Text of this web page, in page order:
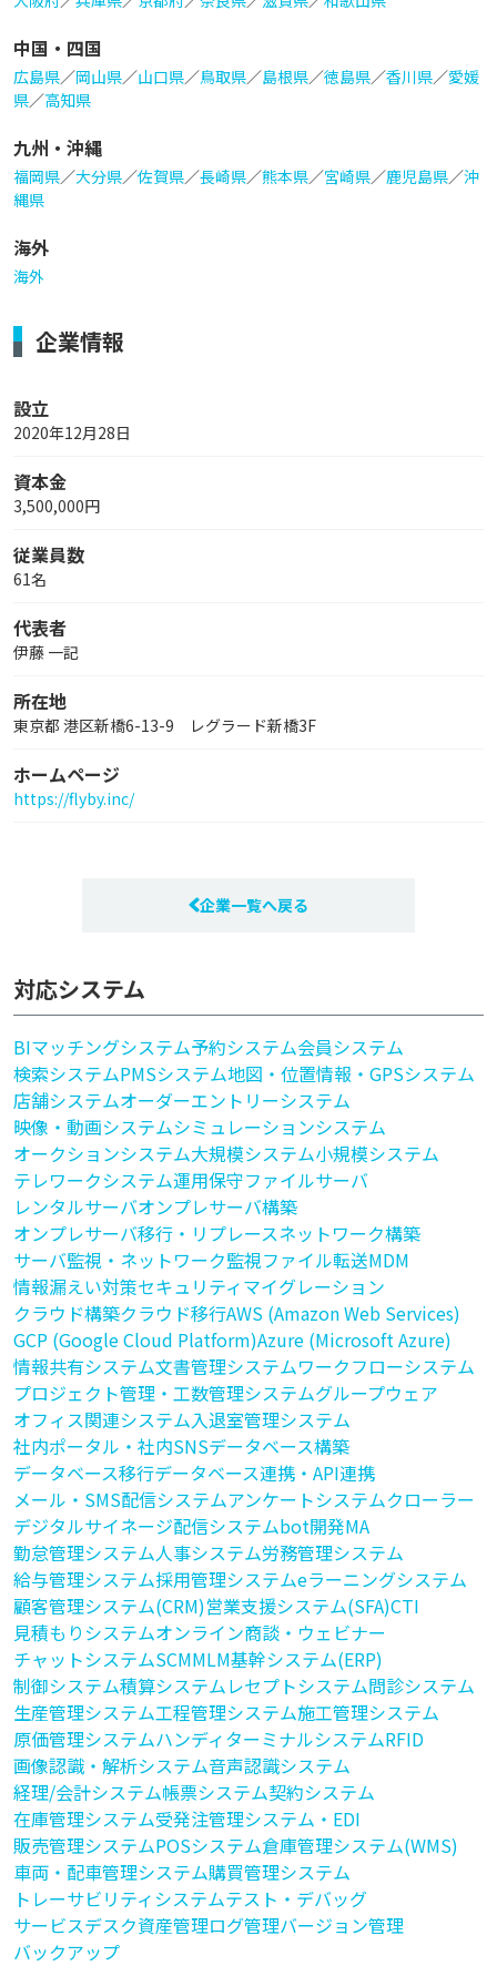
中国・四国
広島県／岡山県／山口県／鳥取県／島根県／徳島県／香川県／愛媛
県／高知県
九州・沖縄
福岡県／大分県／佐賀県／長崎県／熊本県／宮崎県／鹿児島県／沖
縄県
海外
海外
企業情報
設立
2020年12月28日
資本金
3,500,000円
従業員数
61名
代表者
伊藤 一記
所在地
東京都 港区新橋6-13-9 レグラード新橋3F
ホームページ
https://flyby.inc/
企業一覧へ戻る
対応システム
BIマッチングシステム予約システム会員システム
検索システムPMSシステム地図・位置情報・GPSシステム
店舗システムオーダーエントリーシステム
映像・動画システムシミュレーションシステム
オークションシステム大規模システム小規模システム
テレワークシステム運用保守ファイルサーバ
レンタルサーバオンプレサーバ構築
オンプレサーバ移行・リプレースネットワーク構築
サーバ監視・ネットワーク監視ファイル転送MDM
情報漏えい対策セキュリティマイグレーション
クラウド構築クラウド移行AWS (Amazon Web Services)
GCP (Google Cloud Platform)Azure (Microsoft Azure)
情報共有システム文書管理システムワークフローシステム
プロジェクト管理・工数管理システムグループウェア
オフィス関連システム入退室管理システム
社内ポータル・社内SNSデータベース構築
データベース移行データベース連携・API連携
メール・SMS配信システムアンケートシステムクローラー
デジタルサイネージ配信システムbot開発MA
勤怠管理システム人事システム労務管理システム
給与管理システム採用管理システムeラーニングシステム
顧客管理システム(CRM)営業支援システム(SFA)CTI
見積もりシステムオンライン商談・ウェビナー
チャットシステムSCMMLM基幹システム(ERP)
制御システム積算システムレセプトシステム問診システム
生産管理システム工程管理システム施工管理システム
原価管理システムハンディターミナルシステムRFID
画像認識・解析システム音声認識システム
経理/会計システム帳票システム契約システム
在庫管理システム受発注管理システム・EDI
販売管理システムPOSシステム倉庫管理システム(WMS)
車両・配車管理システム購買管理システム
トレーサビリティシステムテスト・デバッグ
サービスデスク資産管理ログ管理バージョン管理
バックアップ